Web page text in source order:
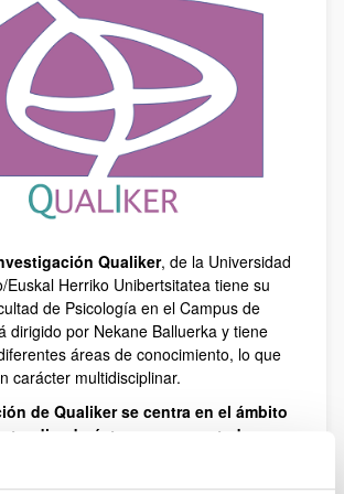
Qualiker, de la Universidad
Euskal Herriko Unibertsitatea tiene su
de Psicología en el Campus de
dirigido por Nekane Balluerka y tiene
áreas de conocimiento, lo que
carácter multidisciplinar.
de Qualiker se centra en el ámbito
ésta como un estado
físico, mental y social